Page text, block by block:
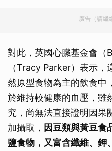
廣告（請繼
對此，英國心臟基金會（
（Tracy Parker）表示，
然原型食物為主的飲食中
於維持較健康的血壓，雖
究，尚無法直接證明因果
加攝取， 因豆類與黃豆食
鹽食物，又富含纖維、鉀